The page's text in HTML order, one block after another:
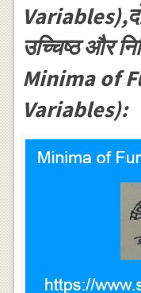
उच्चिष्ठ और
Minima of
Variables):